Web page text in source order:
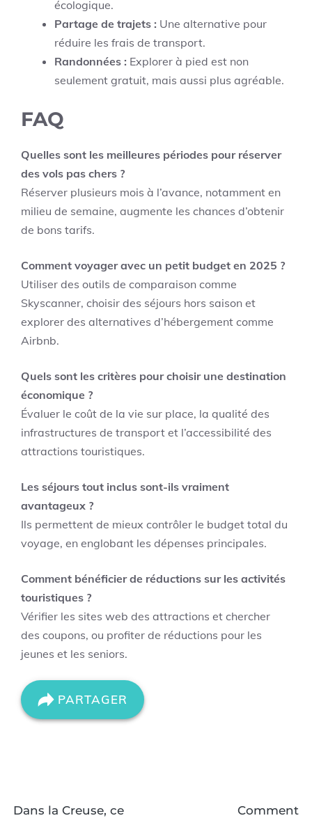
écologique.
Partage de trajets : Une alternative pour
réduire les frais de transport.
Randonnées : Explorer à pied est non
seulement gratuit, mais aussi plus agréable.
FAQ
Quelles sont les meilleures périodes pour réserver
des vols pas chers ?
Réserver plusieurs mois à l’avance, notamment en
milieu de semaine, augmente les chances d’obtenir
de bons tarifs.
Comment voyager avec un petit budget en 2025 ?
Utiliser des outils de comparaison comme
Skyscanner, choisir des séjours hors saison et
explorer des alternatives d’hébergement comme
Airbnb.
Quels sont les critères pour choisir une destination
économique ?
Évaluer le coût de la vie sur place, la qualité des
infrastructures de transport et l’accessibilité des
attractions touristiques.
Les séjours tout inclus sont-ils vraiment
avantageux ?
Ils permettent de mieux contrôler le budget total du
voyage, en englobant les dépenses principales.
Comment bénéficier de réductions sur les activités
touristiques ?
Vérifier les sites web des attractions et chercher
des coupons, ou profiter de réductions pour les
jeunes et les seniors.
PARTAGER
Dans la Creuse, ce
Comment